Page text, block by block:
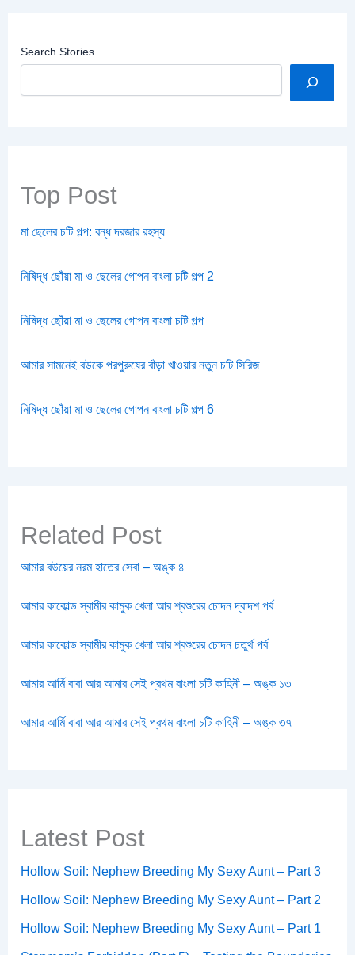
Search Stories
Top Post
মা ছেলের চটি গল্প: বন্ধ দরজার রহস্য
নিষিদ্ধ ছোঁয়া মা ও ছেলের গোপন বাংলা চটি গল্প 2
নিষিদ্ধ ছোঁয়া মা ও ছেলের গোপন বাংলা চটি গল্প
আমার সামনেই বউকে পরপুরুষের বাঁড়া খাওয়ার নতুন চটি সিরিজ
নিষিদ্ধ ছোঁয়া মা ও ছেলের গোপন বাংলা চটি গল্প 6
Related Post
আমার বউয়ের নরম হাতের সেবা – অঙ্ক ৪
আমার কাকোল্ড স্বামীর কামুক খেলা আর শ্বশুরের চোদন দ্বাদশ পর্ব
আমার কাকোল্ড স্বামীর কামুক খেলা আর শ্বশুরের চোদন চতুর্থ পর্ব
আমার আর্মি বাবা আর আমার সেই প্রথম বাংলা চটি কাহিনী – অঙ্ক ১৩
আমার আর্মি বাবা আর আমার সেই প্রথম বাংলা চটি কাহিনী – অঙ্ক ৩৭
Latest Post
Hollow Soil: Nephew Breeding My Sexy Aunt – Part 3
Hollow Soil: Nephew Breeding My Sexy Aunt – Part 2
Hollow Soil: Nephew Breeding My Sexy Aunt – Part 1